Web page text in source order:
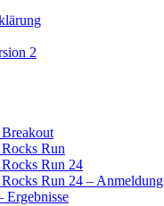
2
Run
Run 24
Run 24 – Anmeldung
Ergebnisse